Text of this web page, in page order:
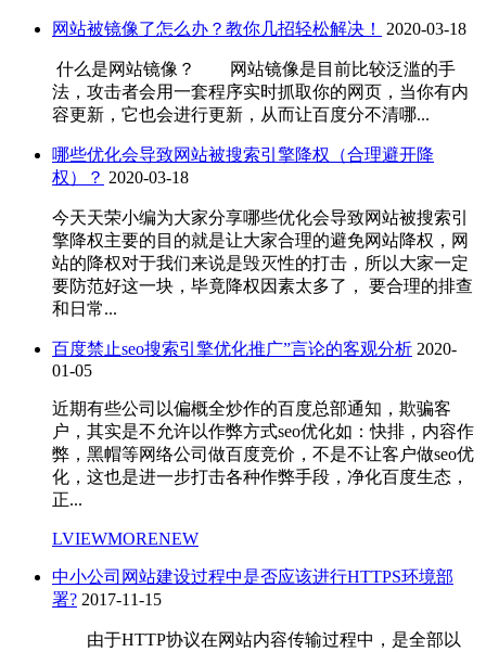
网站被镜像了怎么办？教你几招轻松解决！ 2020-03-18
什么是网站镜像？ 网站镜像是目前比较泛滥的手
法，攻击者会用一套程序实时抓取你的网页，当你有内
容更新，它也会进行更新，从而让百度分不清哪...
哪些优化会导致网站被搜索引擎降权（合理避开降
权）？ 2020-03-18
今天天荣小编为大家分享哪些优化会导致网站被搜索引
擎降权主要的目的就是让大家合理的避免网站降权，网
站的降权对于我们来说是毁灭性的打击，所以大家一定
要防范好这一块，毕竟降权因素太多了， 要合理的排查
和日常...
百度禁止seo搜索引擎优化推广”言论的客观分析 2020-
01-05
近期有些公司以偏概全炒作的百度总部通知，欺骗客
户，其实是不允许以作弊方式seo优化如：快排，内容作
弊，黑帽等网络公司做百度竞价，不是不让客户做seo优
化，这也是进一步打击各种作弊手段，净化百度生态，
正...
LVIEWMORENEW
中小公司网站建设过程中是否应该进行HTTPS环境部
署? 2017-11-15
由于HTTP协议在网站内容传输过程中，是全部以